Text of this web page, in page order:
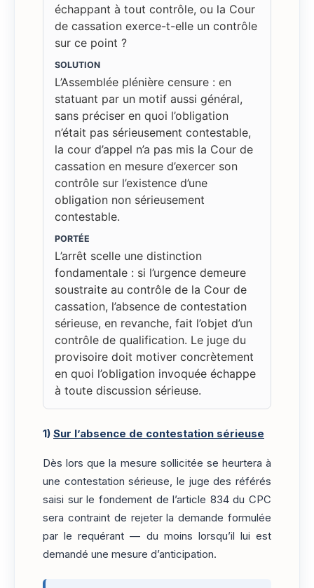
échappant à tout contrôle, ou la Cour
de cassation exerce-t-elle un contrôle
sur ce point ?
SOLUTION
L’Assemblée plénière censure : en
statuant par un motif aussi général,
sans préciser en quoi l’obligation
n’était pas sérieusement contestable,
la cour d’appel n’a pas mis la Cour de
cassation en mesure d’exercer son
contrôle sur l’existence d’une
obligation non sérieusement
contestable.
PORTÉE
L’arrêt scelle une distinction
fondamentale : si l’urgence demeure
soustraite au contrôle de la Cour de
cassation, l’absence de contestation
sérieuse, en revanche, fait l’objet d’un
contrôle de qualification. Le juge du
provisoire doit motiver concrètement
en quoi l’obligation invoquée échappe
à toute discussion sérieuse.
1) Sur l’absence de contestation sérieuse
Dès lors que la mesure sollicitée se heurtera à
une contestation sérieuse, le juge des référés
saisi sur le fondement de l’article 834 du CPC
sera contraint de rejeter la demande formulée
par le requérant — du moins lorsqu’il lui est
demandé une mesure d’anticipation.